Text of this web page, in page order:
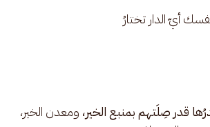
أيّ الدار تختارُ
قدر صِلَتهم بمنبع الخير، ومعدن الخير،